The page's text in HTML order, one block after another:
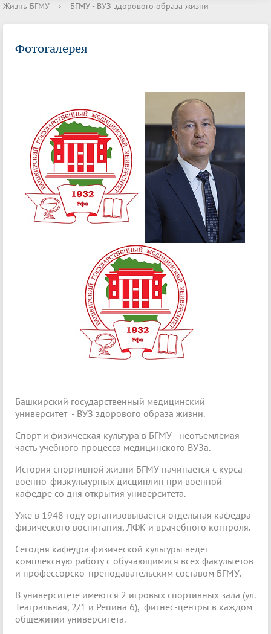
Жизнь БГМУ › БГМУ - ВУЗ здорового образа жизни
Фотогалерея
Башкирский государственный медицинский
университет - ВУЗ здорового образа жизни.
Спорт и физическая культура в БГМУ - неотъемлемая
часть учебного процесса медицинского ВУЗа.
История спортивной жизни БГМУ начинается с курса
военно-физкультурных дисциплин при военной
кафедре со дня открытия университета.
Уже в 1948 году организовывается отдельная кафедра
физического воспитания, ЛФК и врачебного контроля.
Сегодня кафедра физической культуры ведет
комплексную работу с обучающимися всех факультетов
и профессорско-преподавательским составом БГМУ.
В университете имеются 2 игровых спортивных зала (ул.
Театральная, 2/1 и Репина 6), фитнес-центры в каждом
общежитии университета.